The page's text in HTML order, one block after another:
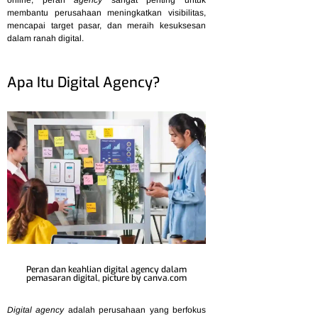
membantu perusahaan meningkatkan visibilitas,
mencapai target pasar, dan meraih kesuksesan
dalam ranah digital.
Apa Itu Digital Agency?
Peran dan keahlian digital agency dalam
pemasaran digital, picture by canva.com
Digital agencyadalah perusahaan yang berfokus